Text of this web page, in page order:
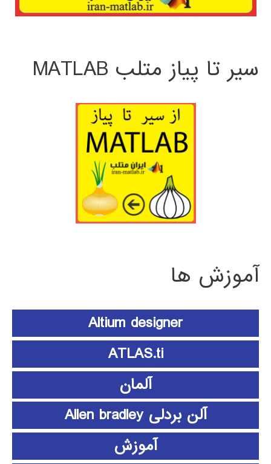
سیر تا پیاز متلب MATLAB
آموزش ها
Altium designer
ATLAS.ti
آلمان
آلن بردلی Allen bradley
آموزش